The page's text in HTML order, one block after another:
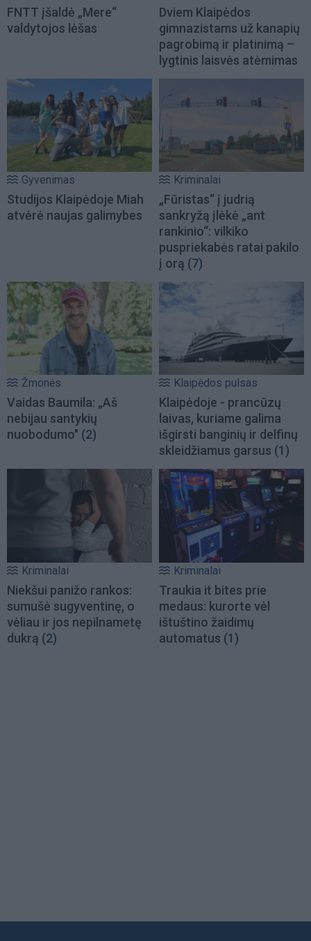
FNTT įšaldė „Mere“
valdytojos lėšas
Dviem Klaipėdos
gimnazistams už kanapių
pagrobimą ir platinimą –
lygtinis laisvės atėmimas
Gyvenimas
Studijos Klaipėdoje Miah
atvėrė naujas galimybes
Kriminalai
„Fūristas“ į judrią
sankryžą įlėkė „ant
rankinio“: vilkiko
puspriekabės ratai pakilo
į orą (7)
Žmonės
Vaidas Baumila: „Aš
nebijau santykių
nuobodumo" (2)
Klaipėdos pulsas
Klaipėdoje - prancūzų
laivas, kuriame galima
išgirsti banginių ir delfinų
skleidžiamus garsus (1)
Kriminalai
Niekšui panižo rankos:
sumušė sugyventinę, o
vėliau ir jos nepilnametę
dukrą (2)
Kriminalai
Traukia it bites prie
medaus: kurorte vėl
ištuštino žaidimų
automatus (1)